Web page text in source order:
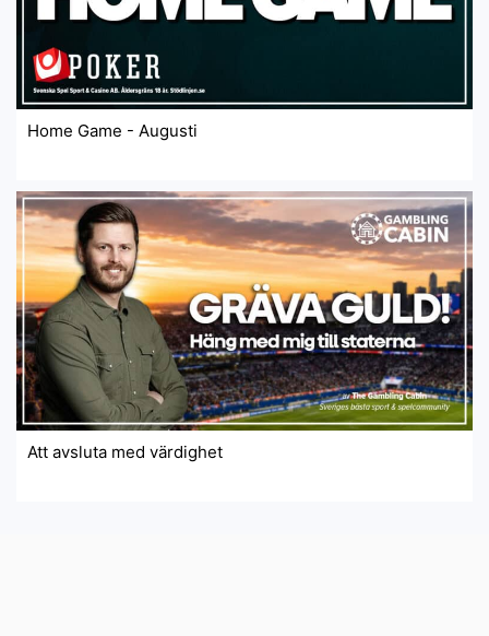
Home Game - Augusti
Att avsluta med värdighet